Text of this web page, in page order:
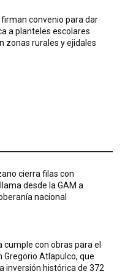
firman convenio para dar
a planteles escolares
zonas rurales y ejidales
cierra filas con
desde la GAM a
nacional
cumple con obras para el
Gregorio Atlapulco, que
inversión histórica de 372